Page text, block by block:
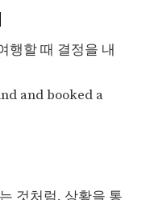
행할 때 결정을 내
and booked a